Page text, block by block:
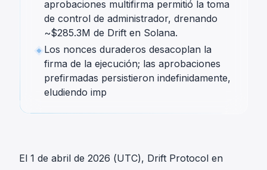
aprobaciones multifirma permitió la toma
de control de administrador, drenando
~$285.3M de Drift en Solana.
Los nonces duraderos desacoplan la
firma de la ejecución; las aprobaciones
prefirmadas persistieron indefinidamente,
eludiendo imp
El 1 de abril de 2026 (UTC), Drift Protocol en